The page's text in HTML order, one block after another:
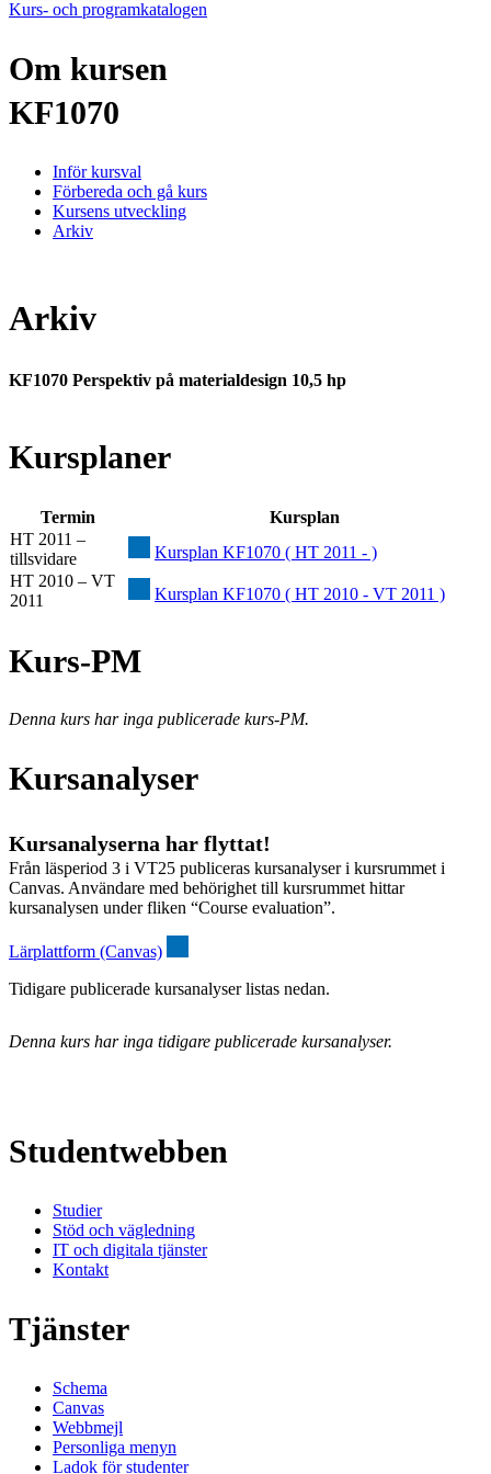
Kurs- och programkatalogen
Om kursen
KF1070
Inför kursval
Förbereda och gå kurs
Kursens utveckling
Arkiv
Arkiv
KF1070 Perspektiv på materialdesign 10,5 hp
Kursplaner
Termin
Kursplan
HT 2011 –
tillsvidare
Kursplan KF1070 ( HT 2011 - )
HT 2010 – VT
2011
Kursplan KF1070 ( HT 2010 - VT 2011 )
Kurs-PM
Denna kurs har inga publicerade kurs-PM.
Kursanalyser
Kursanalyserna har flyttat!
Från läsperiod 3 i VT25 publiceras kursanalyser i kursrummet i
Canvas. Användare med behörighet till kursrummet hittar
kursanalysen under fliken “Course evaluation”.
Lärplattform (Canvas)
Tidigare publicerade kursanalyser listas nedan.
Denna kurs har inga tidigare publicerade kursanalyser.
Studentwebben
Studier
Stöd och vägledning
IT och digitala tjänster
Kontakt
Tjänster
Schema
Canvas
Webbmejl
Personliga menyn
Ladok för studenter